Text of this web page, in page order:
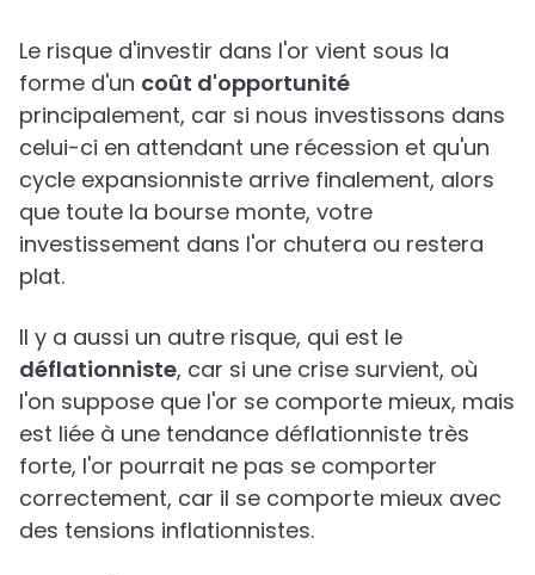
Le risque d'investir dans l'or vient sous la
forme d'un coût d'opportunité
principalement, car si nous investissons dans
celui-ci en attendant une récession et qu'un
cycle expansionniste arrive finalement, alors
que toute la bourse monte, votre
investissement dans l'or chutera ou restera
plat.
Il y a aussi un autre risque, qui est le
déflationniste, car si une crise survient, où
l'on suppose que l'or se comporte mieux, mais
est liée à une tendance déflationniste très
forte, l'or pourrait ne pas se comporter
correctement, car il se comporte mieux avec
des tensions inflationnistes.